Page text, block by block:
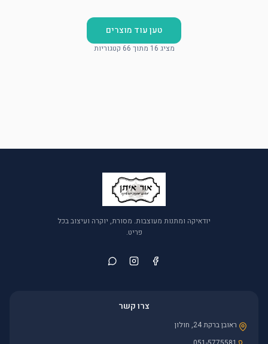
טען עוד מוצרים
מציג 16 מתוך 66 קטגוריות
יודאיקה ומתנות מעוצבות. מסורת, יוקרה ועיצוב בכל
פריט.
צרו קשר
ראובן ברקת 24, חולון